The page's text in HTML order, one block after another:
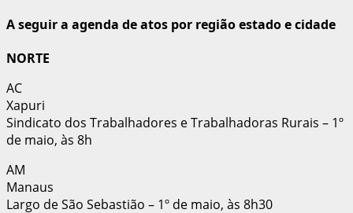
A seguir a agenda de atos por região estado e cidade
NORTE
AC
Xapuri
Sindicato dos Trabalhadores e Trabalhadoras Rurais – 1º
de maio, às 8h
AM
Manaus
Largo de São Sebastião – 1º de maio, às 8h30